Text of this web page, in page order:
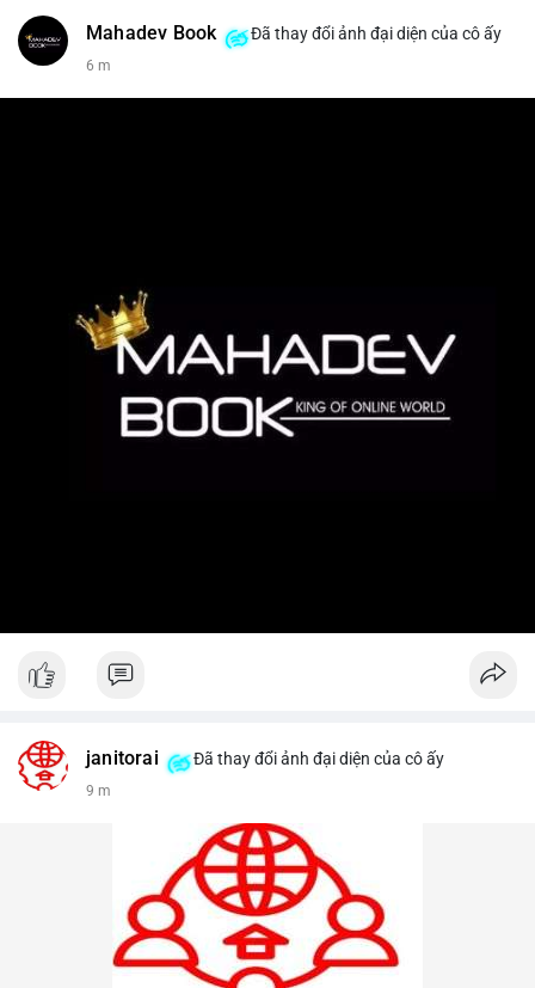
Mahadev Book Đã thay đổi ảnh đại diện của cô ấy
6 m
janitorai Đã thay đổi ảnh đại diện của cô ấy
9 m